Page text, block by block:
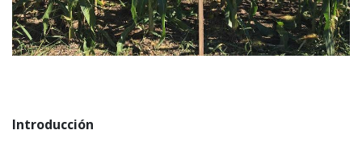
Introducción